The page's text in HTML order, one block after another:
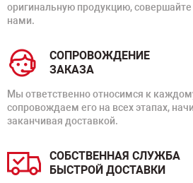
оригинальную продукцию,
нами.
СОПРОВОЖДЕНИЕ
ЗАКАЗА
Мы ответственно относимся к
сопровождаем его на всех этапах,
заканчивая доставкой.
СОБСТВЕННАЯ СЛУЖБА
БЫСТРОЙ ДОСТАВКИ